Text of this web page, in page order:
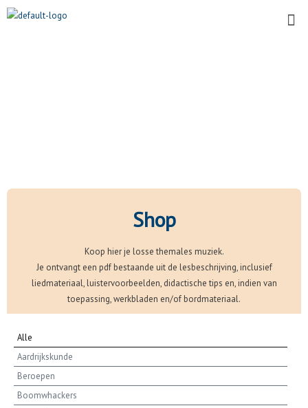
Ga
Shop
Koop hier je losse themales muziek.
Je ontvangt een pdf bestaande uit de lesbeschrijving, inclusief
liedmateriaal, luistervoorbeelden, didactische tips en, indien van
toepassing, werkbladen en/of bordmateriaal.
Aardrijkskunde
Beroepen
Boomwhackers
Alle